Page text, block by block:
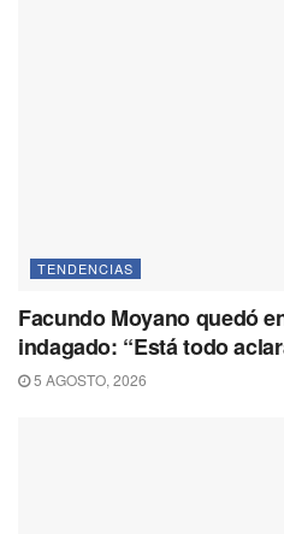
TENDENCIAS
Facundo Moyano quedó
indagado: “Está todo
5 AGOSTO, 2026